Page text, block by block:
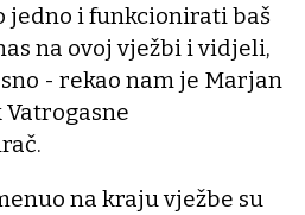
jedno i funkcionirati baš
na ovoj vježbi i vidjeli,
- rekao nam je Marjan
na kraju vježbe su